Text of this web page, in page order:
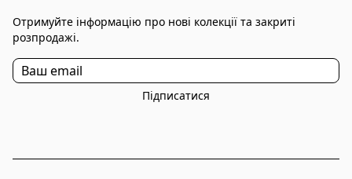
Отримуйте інформацію про нові колекції та закриті
розпродажі.
Підписатися